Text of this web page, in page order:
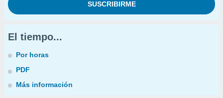
El tiempo...
Por horas
PDF
Más información